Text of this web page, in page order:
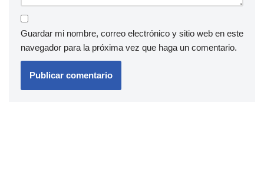
Guardar mi nombre, correo electrónico y sitio web en este
navegador para la próxima vez que haga un comentario.